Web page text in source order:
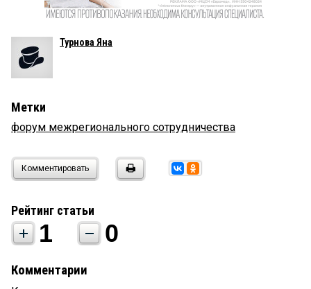
Турнова Яна
Метки
форум межрегионального сотрудничества
Комментировать
Рейтинг статьи
1 0
Комментарии